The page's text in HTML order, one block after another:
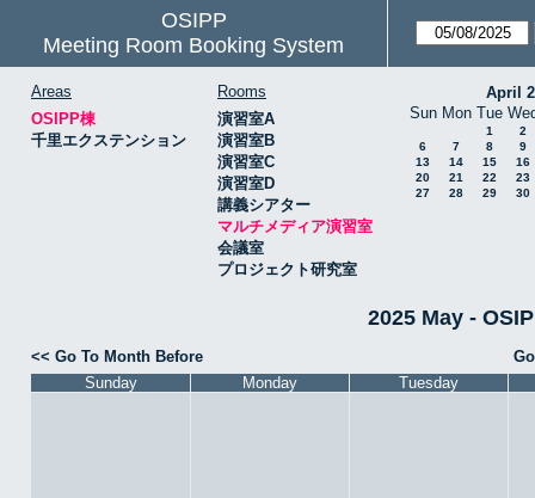
OSIPP
Meeting Room Booking System
Areas
OSIPP棟
千里エクステンション
Rooms
演習室A
演習室B
演習室C
演習室D
講義シアター
マルチメディア演習室
会議室
プロジェクト研究室
April
Sun Mon Tue
1
2
6
7 8
9
13
14 15
16
20
21 22
23
27
28 29 30
2025 May -
<< Go To Month Before
Sunday
Monday Tuesday